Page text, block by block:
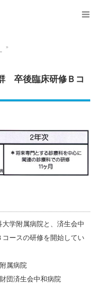
menu
»
卒後臨床研修Ｂコ
学附属病院と、済生会中
ースの研修を開始してい
属病院
団済生会中和病院